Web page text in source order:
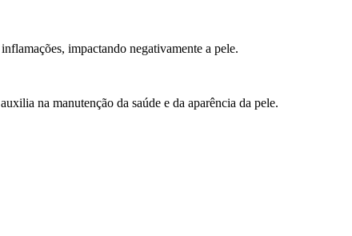
impactando negativamente a pele.
na manutenção da saúde e da aparência da pele.